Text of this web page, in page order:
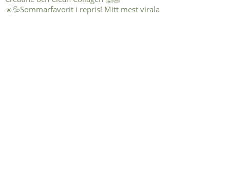
☀️💦Sommarfavorit i repris! Mitt mest virala